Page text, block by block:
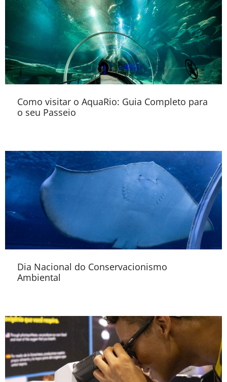
Como visitar o AquaRio: Guia Completo para
o seu Passeio
Dia Nacional do Conservacionismo
Ambiental